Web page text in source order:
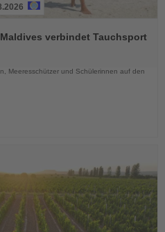
verbindet Tauchsport
Meeresschützer und Schülerinnen auf den